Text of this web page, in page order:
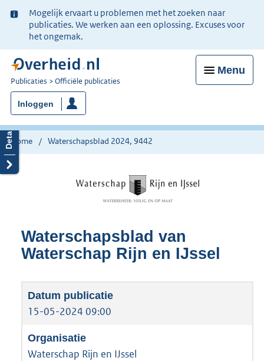
Ter
informatie:
Mogelijk ervaart u problemen met het zoeken naar
publicaties. We werken aan een oplossing. Excuses voor
het ongemak.
Menu
U
bent
nu
hier:
Publicaties Officiële publicaties
Inloggen
Home Waterschapsblad 2024, 9442
Waterschapsblad van
Waterschap Rijn en IJssel
15-05-2024 09:00
Waterschap Rijn en IJssel